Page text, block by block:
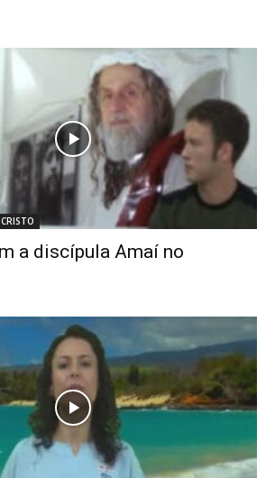
a discípula Amaí no